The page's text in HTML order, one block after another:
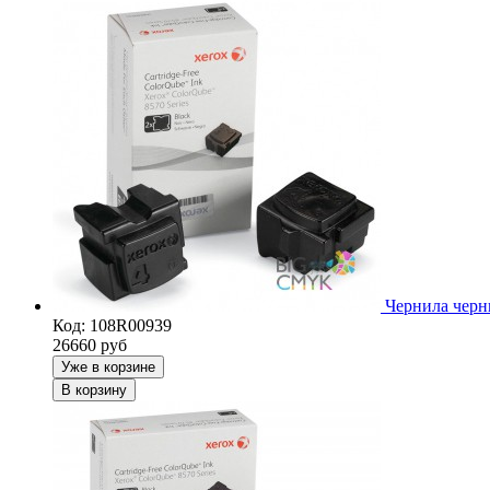
Чернила
Код: 108R00939
26660 руб
Уже в корзине
В корзину